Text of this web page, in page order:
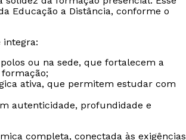
Educação a Distância, conforme o
integra:
ou na sede, que fortalecem a
ativa, que permitem estudar com
autenticidade, profundidade e
completa, conectada às exigências